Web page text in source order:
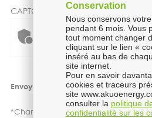
CAPTCHA
Vérification Anti-Robot
Clique ici pour
Champs
*Champs obligatoires
Conservation
Nous conservons
pendant 6 mois. Vous
tout moment changer
cliquant sur le lien «
inséré au bas de
site internet.
Pour en savoir
cookies et traceurs
site
consulter la politique
confidentialité sur les